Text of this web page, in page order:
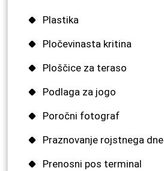
Plastika
Pločevinasta kritina
Ploščice za teraso
Podlaga za jogo
Poročni fotograf
Praznovanje rojstnega dne
Prenosni pos terminal